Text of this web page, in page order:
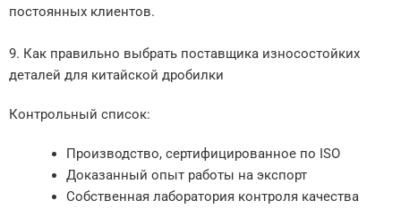
постоянных клиентов.
9. Как правильно выбрать поставщика износостойких
деталей для китайской дробилки
Контрольный список:
Производство, сертифицированное по ISO
Доказанный опыт работы на экспорт
Собственная лаборатория контроля качества